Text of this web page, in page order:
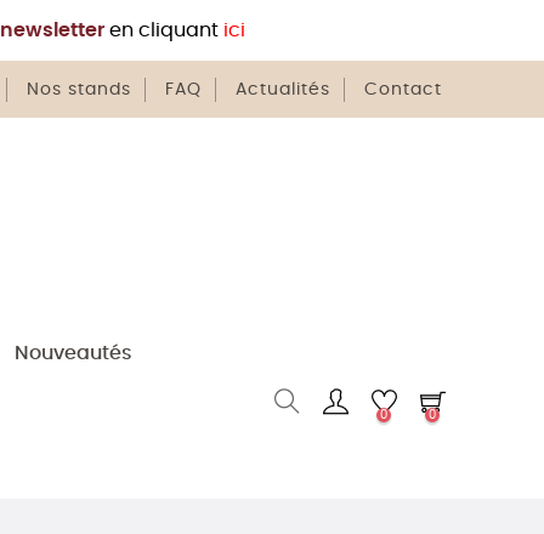
newsletteren cliquant ici
Nos stands FAQ Actualités Contact
Nouveautés
0 0